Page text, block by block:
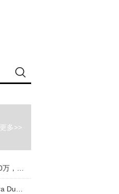
更多>>